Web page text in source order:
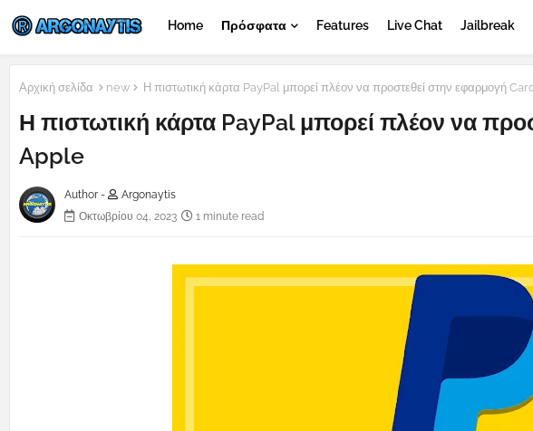
Home Πρόσφατα Features Live Chat Jailbreak
Αρχική σελίδα new Η πιστωτική κάρτα PayPal μπορεί πλέον να προστεθεί στην εφαρμογή
Η πιστωτική κάρτα PayPal μπορεί πλέον να
Apple
Author -
Argonaytis
Οκτωβρίου 04, 2023
1 minute read